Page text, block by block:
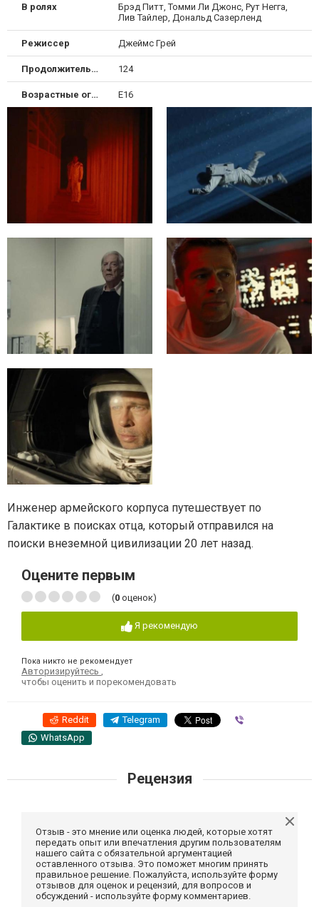
В ролях
Брэд Питт, Томми Ли Джонс, Рут Негга,
Лив Тайлер, Дональд Сазерленд
Режиссер Джеймс Грей
Продолжительность 124
Возрастные ограничения Е16
Инженер армейского корпуса путешествует по
Галактике в поисках отца, который отправился на
поиски внеземной цивилизации 20 лет назад.
Оцените первым
(0 оценок)
Я рекомендую
Пока никто не рекомендует
Авторизируйтесь
чтобы оценить и порекомендовать
Reddit Telegram
WhatsApp
Рецензия
Отзыв - это мнение или оценка людей, которые хотят
передать опыт или впечатления другим пользователям
нашего сайта с обязательной аргументацией
оставленного отзыва. Это поможет многим принять
правильное решение. Пожалуйста, используйте форму
отзывов для оценок и рецензий, для вопросов и
обсуждений - используйте форму комментариев.